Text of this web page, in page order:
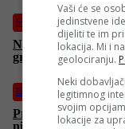
Svijet
Najmanje 86
greškom pogodila
Izdvojeno
Predsjednik
nisam znao da će
Vaši će se
jedinstvene
dijeliti te im
lokacija. Mi i
geolociranju.
Neki
legitimnog
svojim
lokacije za